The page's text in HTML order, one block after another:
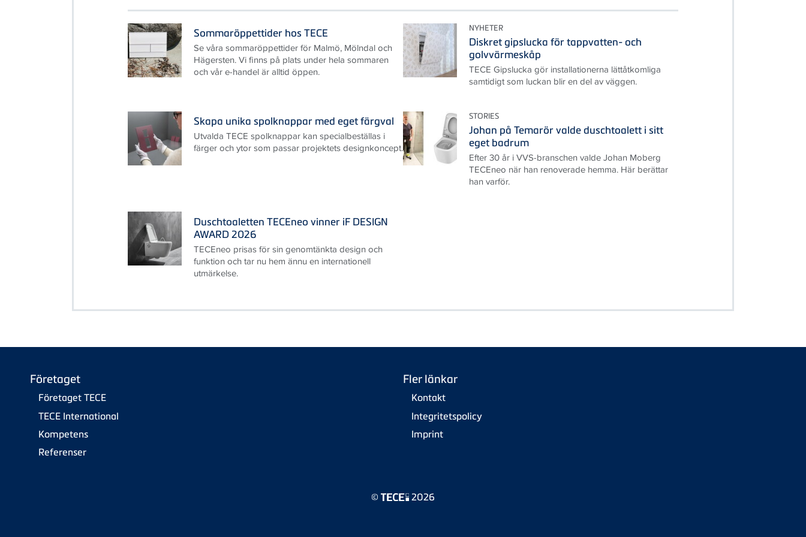
Sommaröppettider hos TECE
Se våra sommaröppettider för Malmö, Mölndal och
Hägersten. Vi finns på plats under hela sommaren
och vår e-handel är alltid öppen.
NYHETER
Diskret gipslucka för tappvatten- och
golvvärmeskåp
TECE Gipslucka gör installationerna lättåtkomliga
samtidigt som luckan blir en del av väggen.
Skapa unika spolknappar med eget färgval
Utvalda TECE spolknappar kan specialbeställas i
färger och ytor som passar projektets designkoncept.
STORIES
Johan på Temarör valde duschtoalett i sitt
eget badrum
Efter 30 år i VVS-branschen valde Johan Moberg
TECEneo när han renoverade hemma. Här berättar
han varför.
Duschtoaletten TECEneo vinner iF DESIGN
AWARD 2026
TECEneo prisas för sin genomtänkta design och
funktion och tar nu hem ännu en internationell
utmärkelse.
Företaget
Företaget TECE
TECE International
Kompetens
Referenser
Fler länkar
Kontakt
Integritetspolicy
Imprint
© 2026